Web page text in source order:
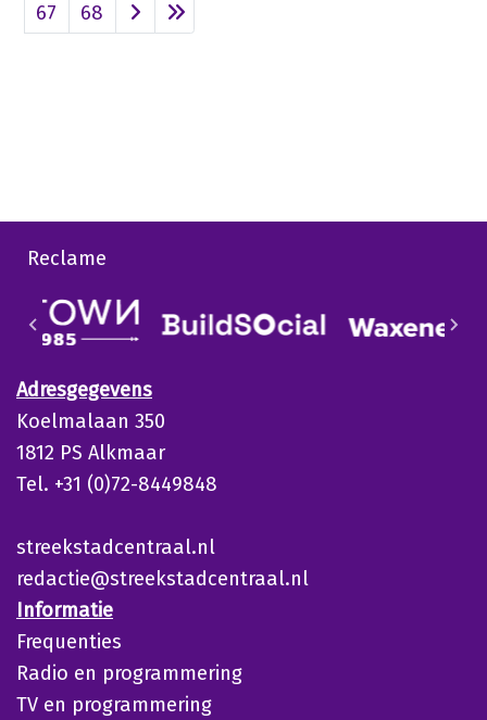
67
68
Reclame
Adresgegevens
Koelmalaan 350
1812 PS Alkmaar
Tel. +31 (0)72-8449848
streekstadcentraal.nl
redactie@streekstadcentraal.nl
Informatie
Frequenties
Radio en programmering
TV en programmering